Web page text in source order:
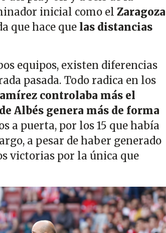
inicial como el Zaragoza
que hace quelas distancias
equipos, existen diferencias
pasada. Todo radica en los
controlaba más el
Albés genera más de forma
a puerta, por los 15 que había
a pesar de haber generado
victorias por la única que